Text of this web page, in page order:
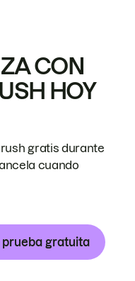
CON
HOY
gratis durante
cuando
prueba gratuita